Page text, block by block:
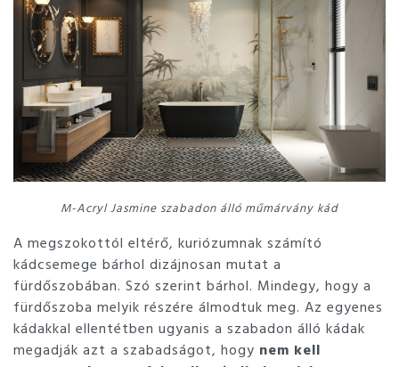
M-Acryl Jasmine szabadon álló műmárvány kád
A megszokottól eltérő, kuriózumnak számító
kádcsemege bárhol dizájnosan mutat a
fürdőszobában. Szó szerint bárhol. Mindegy, hogy a
fürdőszoba melyik részére álmodtuk meg. Az egyenes
kádakkal ellentétben ugyanis a szabadon álló kádak
megadják azt a szabadságot, hogy nem kell